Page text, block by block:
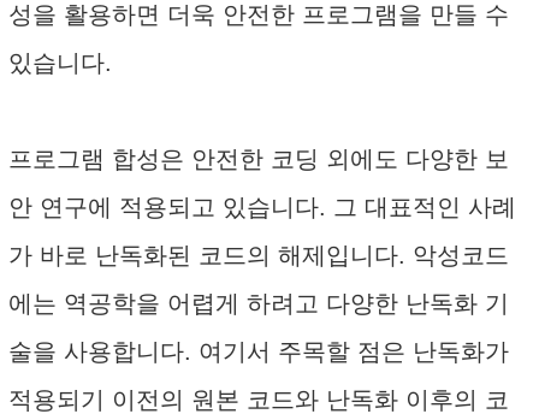
성을 활용하면 더욱 안전한 프로그램을 만들 수
있습니다.
프로그램 합성은 안전한 코딩 외에도 다양한 보
안 연구에 적용되고 있습니다. 그 대표적인 사례
가 바로 난독화된 코드의 해제입니다. 악성코드
에는 역공학을 어렵게 하려고 다양한 난독화 기
술을 사용합니다. 여기서 주목할 점은 난독화가
적용되기 이전의 원본 코드와 난독화 이후의 코